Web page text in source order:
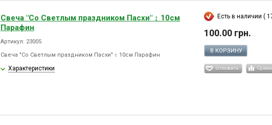
Свеча "Со Светлым праздником Пасхи" ↕ 10см
Парафин
Артикул: 23005
Свеча "Со Светлым праздником Пасхи" ↕ 10см Парафин
Характеристики
Есть в наличии (
100.00 грн.
В КОРЗИНУ